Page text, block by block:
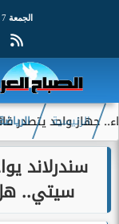
الجمعة 7 أغسطس 2026
يتصدر قائمة
الرئيسية
سندرلاند
سيتي..